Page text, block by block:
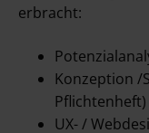
erbracht:
Konzeption /
Pflichtenheft)
UX- /